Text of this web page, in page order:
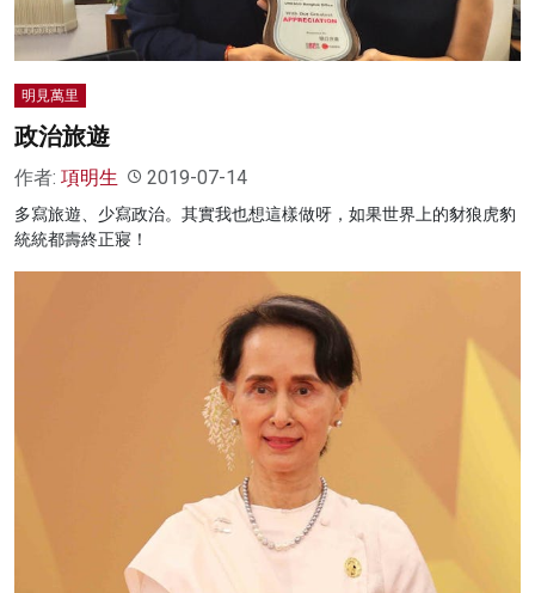
明見萬里
政治旅遊
作者: 項明生 2019-07-14
多寫旅遊、少寫政治。其實我也想這樣做呀，如果世界上的豺狼虎豹
統統都壽終正寢！